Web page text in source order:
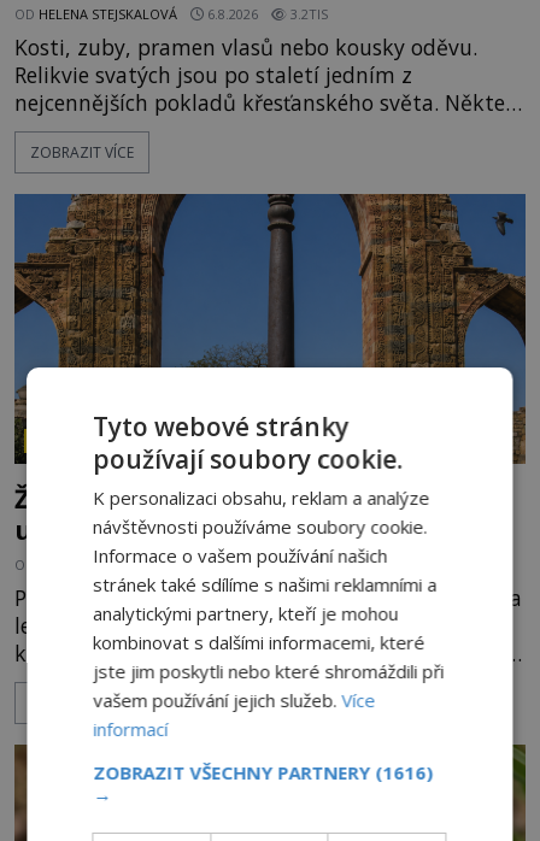
OD HELENA STEJSKALOVÁ 6.8.2026 3.2TIS
Kosti, zuby, pramen vlasů nebo kousky oděvu.
Relikvie svatých jsou po staletí jedním z
nejcennějších pokladů křesťanského světa. Některé
mají pečlivě doloženou historii, jiné provází
záhady, krádeže i nečekané objevy. Jejich osudy
o skutečné historické události. Ve středověké
Evropě mají relikvie mimořádnou hodnotu. Nejsou
jen předmětem úcty
ZOBRAZIT VÍCE
ZÁHADY HISTORIE
Železný zázrak z Indie: Proč tento sloup
už 1 600 let nezná rez?
OD HELENA STEJSKALOVÁ 5.8.2026 3.0TIS
Představa, že železo musí na dešti během několika
let zrezivět, bere v Dillí za své. Uprostřed
komplexu Qutb stojí více než sedm metrů vysoký
železný sloup, který už přibližně 1 600 let odolává
počasí s jen nepatrnými stopami koroze. Jeho
mimořádná trvanlivost dlouho živí legendy o
ztracených technologiích či tajemných
materiálech. Moderní metalurgie však ukazuje, že
skutečné vysvětlení je ješt
ZOBRAZIT VÍCE
Tyto webové stránky
používají soubory cookie.
K personalizaci obsahu, reklam a analýze
návštěvnosti používáme soubory cookie.
Informace o vašem používání našich
stránek také sdílíme s našimi reklamními a
analytickými partnery, kteří je mohou
kombinovat s dalšími informacemi, které
jste jim poskytli nebo které shromáždili při
vašem používání jejich služeb.Více
informací
ZOBRAZIT VŠECHNY PARTNERY (1616)
→